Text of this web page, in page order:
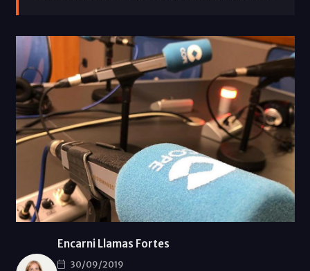
Encarni Llamas Fortes
30/09/2019